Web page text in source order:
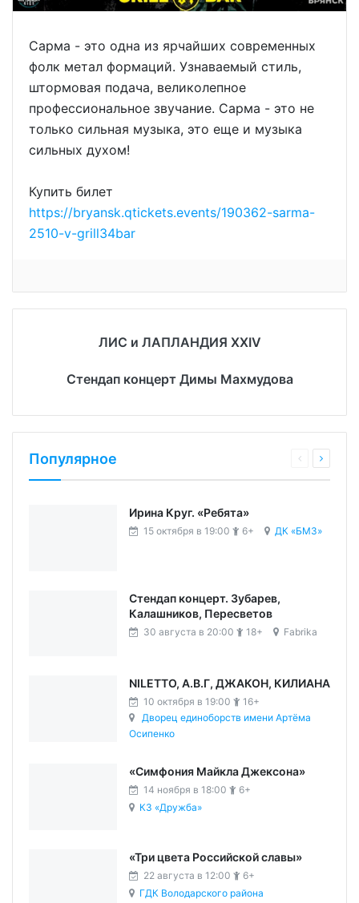
Сарма - это одна из ярчайших современных
фолк метал формаций. Узнаваемый стиль,
штормовая подача, великолепное
профессиональное звучание. Сарма - это не
только сильная музыка, это еще и музыка
сильных духом!
Купить билет
https://bryansk.qtickets.events/190362-sarma-
2510-v-grill34bar
ЛИС и ЛАПЛАНДИЯ XXIV
Стендап концерт Димы Махмудова
Популярное
Ирина Круг. «Ребята»
15 октября в 19:00 6+ ДК «БМЗ»
Стендап концерт. Зубарев,
Калашников, Пересветов
30 августа в 20:00 18+ Fabrika
NILETTO, А.В.Г, ДЖАКОН, КИЛИАНА
10 октября в 19:00
16+
Дворец единоборств имени Артёма
Осипенко
«Симфония Майкла Джексона»
14 ноября в 18:00
6+
КЗ «Дружба»
«Три цвета Российской славы»
22 августа в 12:00
6+
ГДК Володарского района